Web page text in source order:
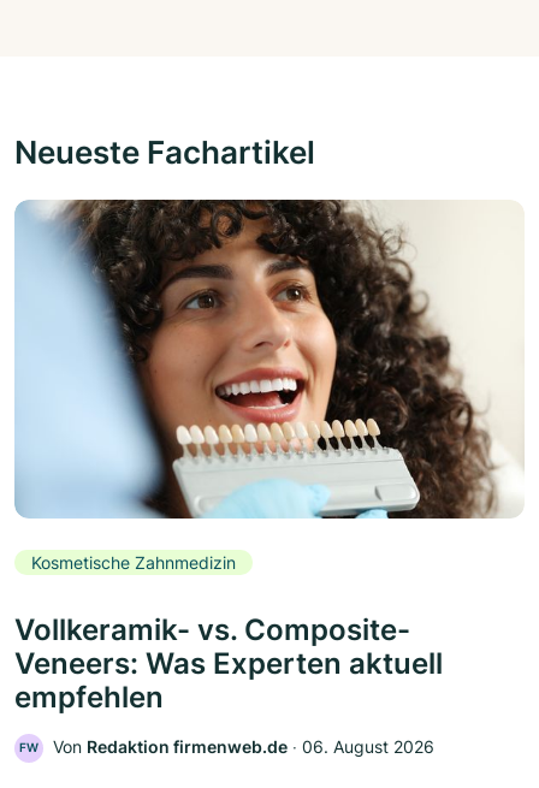
Neueste Fachartikel
Kosmetische Zahnmedizin
Vollkeramik- vs. Composite-
Veneers: Was Experten aktuell
empfehlen
FW Von Redaktion firmenweb.de ‧ 06. August 2026